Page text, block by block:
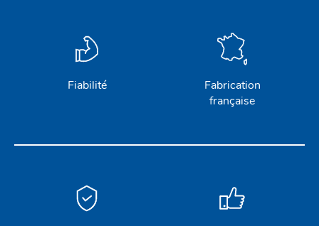
Fiabilité
Fabrication
française